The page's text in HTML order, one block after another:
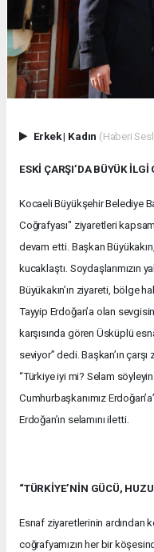
Erkek| Kadın (Haberi
ESKİ ÇARŞI’DA BÜYÜK İLGİ
Kocaeli Büyükşehir Belediye
Coğrafyası" ziyaretleri
devam etti. Başkan
kucaklaştı. Soydaşlarımızın
Büyükakın’ın ziyareti, bölge
Tayyip Erdoğan’a olan
karşısında gören Üsküplü
seviyor” dedi. Başkan’ın
“Türkiye iyi mi? Selam
Cumhurbaşkanımız
Erdoğan’ın selamını iletti.
“TÜRKİYE’NİN GÜCÜ,
Esnaf ziyaretlerinin ardından
coğrafyamızın her bir